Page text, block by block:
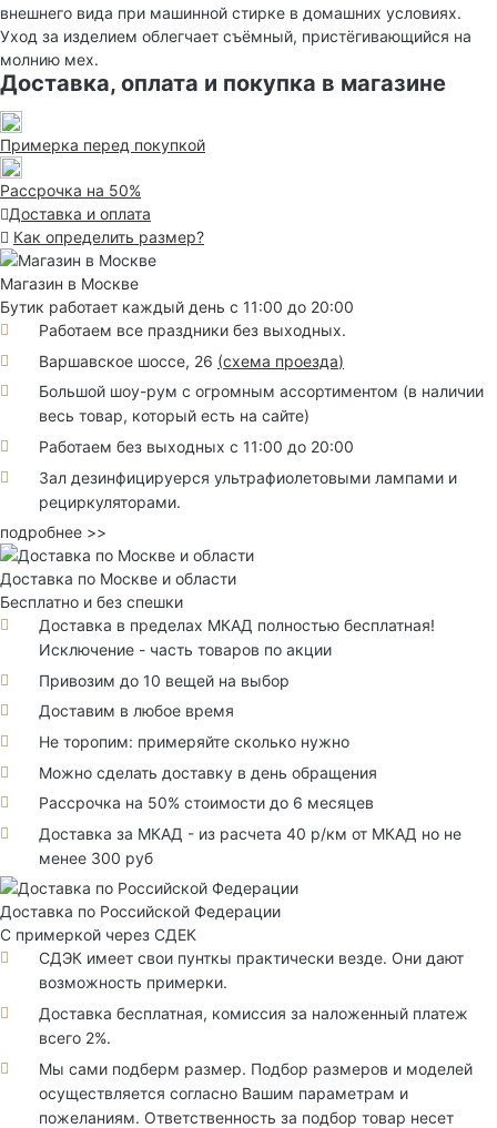
внешнего вида при машинной стирке в домашних условиях.
Уход за изделием облегчает съёмный, пристёгивающийся на
молнию мех.
Доставка, оплата и покупка в магазине
Примерка перед покупкой
Рассрочка на 50%
Доставка и оплата
Как определить размер?
Магазин в Москве
Бутик работает каждый день с 11:00 до 20:00
Работаем все праздники без выходных.
Варшавское шоссе, 26 (схема проезда)
Большой шоу-рум с огромным ассортиментом (в наличии
весь товар, который есть на сайте)
Работаем без выходных с 11:00 до 20:00
Зал дезинфицируерся ультрафиолетовыми лампами и
рециркуляторами.
подробнее >>
Доставка по Москве и области
Бесплатно и без спешки
Доставка в пределах МКАД полностью бесплатная!
Исключение - часть товаров по акции
Привозим до 10 вещей на выбор
Доставим в любое время
Не торопим: примеряйте сколько нужно
Можно сделать доставку в день обращения
Рассрочка на 50% стоимости до 6 месяцев
Доставка за МКАД - из расчета 40 р/км от МКАД но не
менее 300 руб
Доставка по Российской Федерации
С примеркой через СДЕК
СДЭК имеет свои пунткы практически везде. Они дают
возможность примерки.
Доставка бесплатная, комиссия за наложенный платеж
всего 2%.
Мы сами подберм размер. Подбор размеров и моделей
осуществляется согласно Вашим параметрам и
пожеланиям. Ответственность за подбор товар несет